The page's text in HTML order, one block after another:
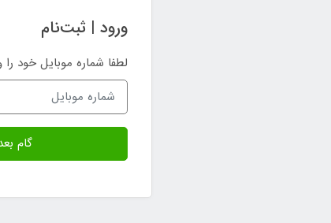
ورود | ثبت‌نام
لطفا شماره موبایل خود را
گام